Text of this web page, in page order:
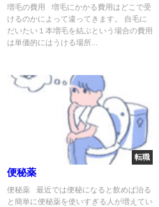
増毛の費用 増毛にかかる費用はどこで受
けるのかによって違ってきます。 自毛に
だいたい１本増毛を結ぶという場合の費用
は単価的にはうける場所...
転職
便秘薬
便秘薬 最近では便秘になると飲めば治る
と簡単に便秘薬を使いすぎる人が増えてい